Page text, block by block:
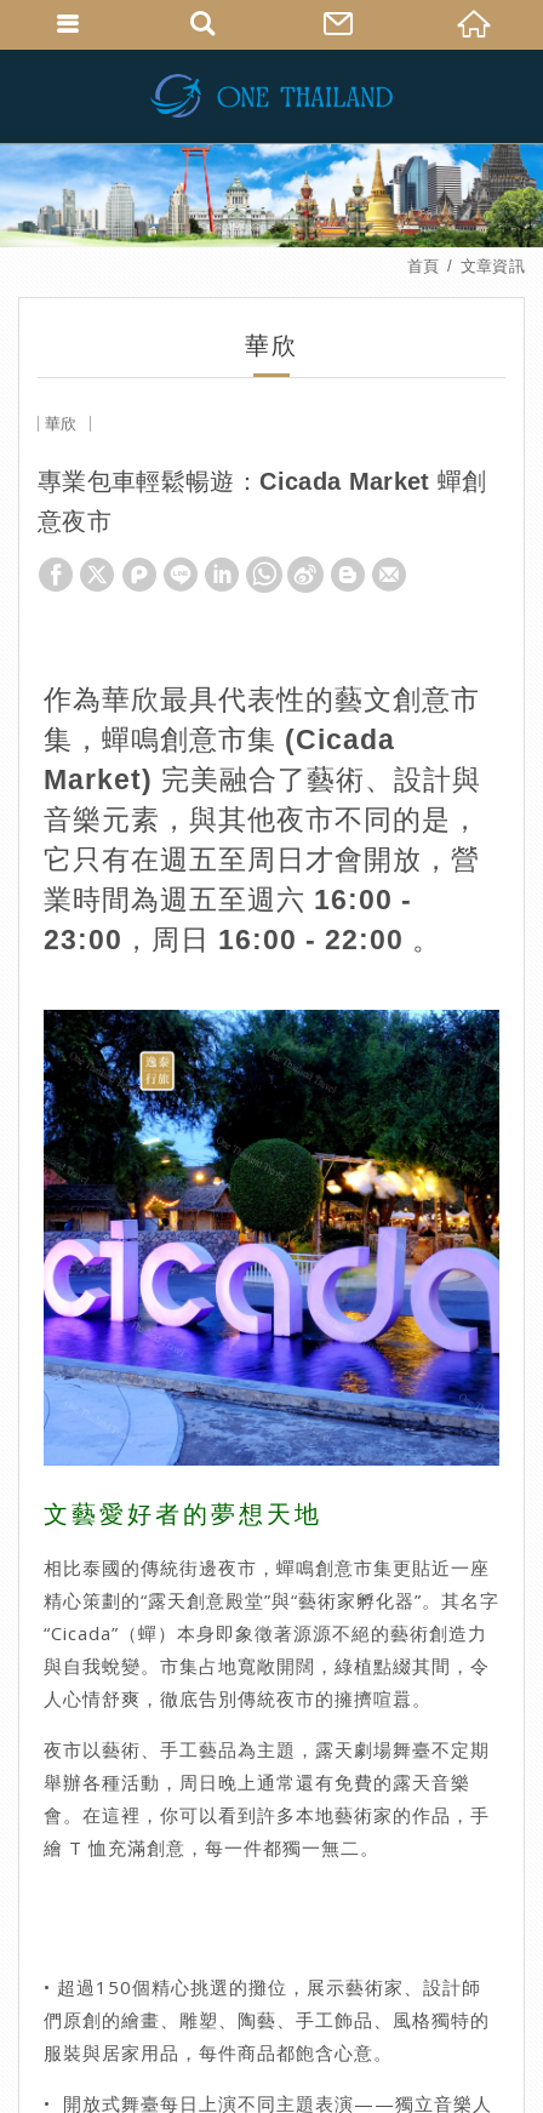
首頁 文章資訊
華欣
華欣
專業包車輕鬆暢遊：Cicada Market 蟬創
意夜市
作為華欣最具代表性的藝文創意市
集，​​蟬鳴創意市集 (Cicada
Market)​​ 完美融合了藝術、設計與
音樂元素，與其他夜市不同的是，
它只有在週五至周日才會開放，營
業時間為週五至週六 16:00 -
23:00，周日 16:00 - 22:00 。​
文藝愛好者的夢想天地
相比泰國的傳統街邊夜市，蟬鳴創意市集更貼近一座
精心策劃的“露天創意殿堂”與“藝術家孵化器”。其名字
“Cicada”（蟬）本身即象徵著源源不絕的藝術創造力
與自我蛻變。市集占地寬敞開闊，綠植點綴其間，令
人心情舒爽，徹底告別傳統夜市的擁擠喧囂。
夜市以藝術、手工藝品為主題，露天劇場舞臺不定期
舉辦各種活動，周日晚上通常還有免費的露天音樂
會。在這裡，你可以看到許多本地藝術家的作品，手
繪 T 恤充滿創意，每一件都獨一無二。
• 超過150個精心挑選的攤位，展示藝術家、設計師
們原創的繪畫、雕塑、陶藝、手工飾品、風格獨特的
服裝與居家用品，每件商品都飽含心意。
• 開放式舞臺每日上演不同主題表演——獨立音樂人